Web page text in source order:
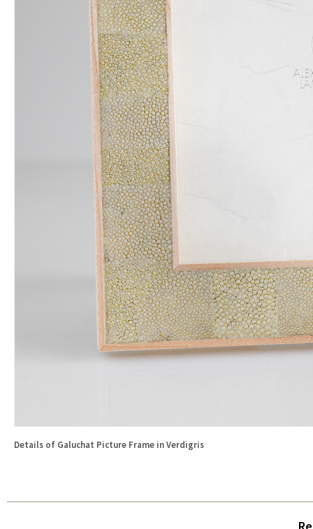
Details of Galuchat Picture Frame in Verdigris